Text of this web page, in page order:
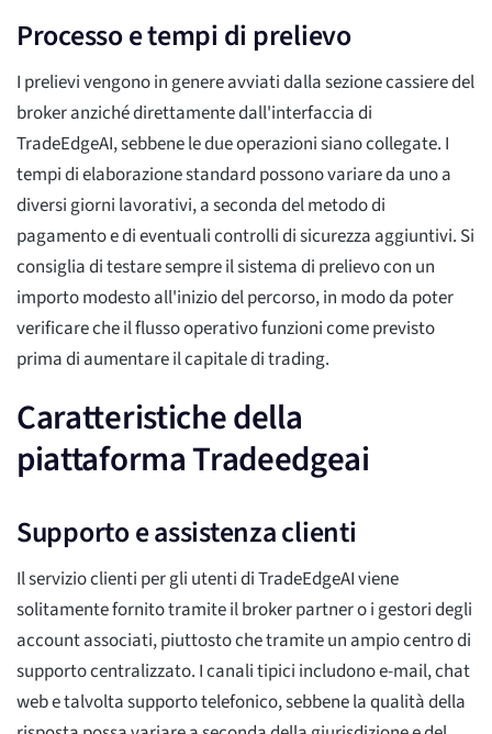
Processo e tempi di prelievo
I prelievi vengono in genere avviati dalla sezione cassiere del
broker anziché direttamente dall'interfaccia di
TradeEdgeAI, sebbene le due operazioni siano collegate. I
tempi di elaborazione standard possono variare da uno a
diversi giorni lavorativi, a seconda del metodo di
pagamento e di eventuali controlli di sicurezza aggiuntivi. Si
consiglia di testare sempre il sistema di prelievo con un
importo modesto all'inizio del percorso, in modo da poter
verificare che il flusso operativo funzioni come previsto
prima di aumentare il capitale di trading.
Caratteristiche della
piattaforma Tradeedgeai
Supporto e assistenza clienti
Il servizio clienti per gli utenti di TradeEdgeAI viene
solitamente fornito tramite il broker partner o i gestori degli
account associati, piuttosto che tramite un ampio centro di
supporto centralizzato. I canali tipici includono e-mail, chat
web e talvolta supporto telefonico, sebbene la qualità della